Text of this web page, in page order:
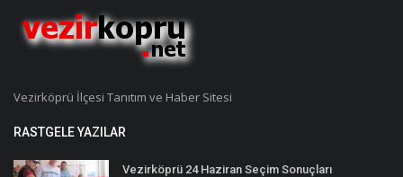
Vezirköprü İlçesi Tanıtım ve Haber Sitesi
RASTGELE YAZILAR
Vezirköprü 24 Haziran Seçim Sonuçları